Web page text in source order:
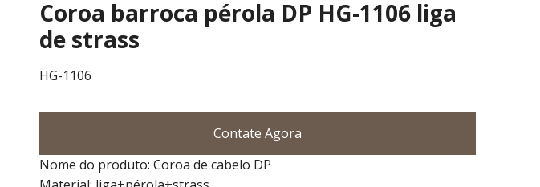
Coroa barroca pérola DP HG-1106 liga
de strass
HG-1106
Contate Agora
Nome do produto: Coroa de cabelo DP